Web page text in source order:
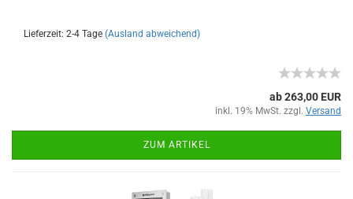
Lieferzeit: 2-4 Tage (Ausland abweichend)
ab 263,00 EUR
inkl. 19% MwSt. zzgl. Versand
ZUM ARTIKEL